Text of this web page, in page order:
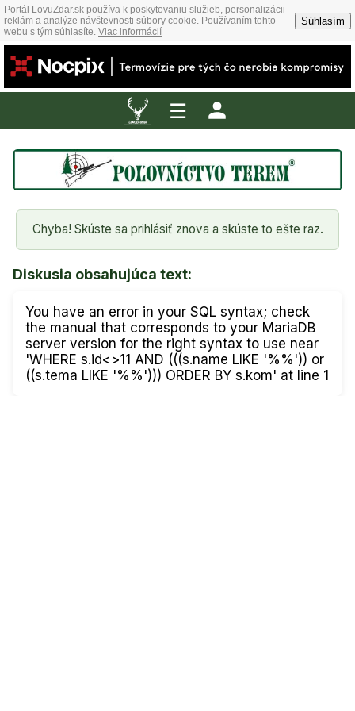
Portál LovuZdar.sk používa k poskytovaniu služieb, personalizácii
reklám a analýze návštevnosti súbory cookie. Používaním tohto
webu s tým súhlasíte. Viac informácií
Súhlasím
☰
Chyba! Skúste sa prihlásiť znova a skúste to ešte raz.
Diskusia obsahujúca text:
You have an error in your SQL syntax; check
the manual that corresponds to your MariaDB
server version for the right syntax to use near
'WHERE s.id<>11 AND (((s.name LIKE '%%')) or
((s.tema LIKE '%%'))) ORDER BY s.kom' at line 1